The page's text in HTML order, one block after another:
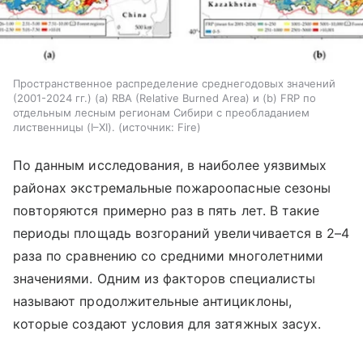
Пространственное распределение среднегодовых значений
(2001-2024 гг.) (а) RBA (Relative Burned Area) и (b) FRP по
отдельным лесным регионам Сибири с преобладанием
лиственницы (I–XI).
источник: Fire
По данным исследования, в наиболее уязвимых
районах экстремальные пожароопасные сезоны
повторяются примерно раз в пять лет. В такие
периоды площадь возгораний увеличивается в 2–4
раза по сравнению со средними многолетними
значениями. Одним из факторов специалисты
называют продолжительные антициклоны,
которые создают условия для затяжных засух.